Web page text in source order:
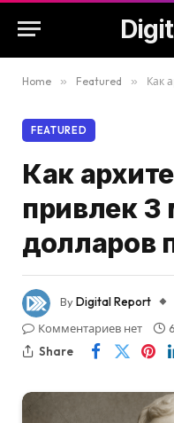
Home » Featured » Как
FEATURED
Как
привлек
долларов
ByDigital Report
Комментариев нет
Share